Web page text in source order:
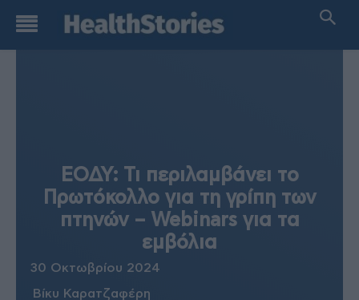
ΕΟΔΥ: Τι περιλαμβάνει το
Πρωτόκολλο για τη γρίπη των
πτηνών – Webinars για τα
εμβόλια
30 Οκτωβρίου 2024
Βίκυ Καρατζαφέρη